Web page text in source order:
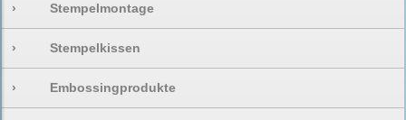
› Stempelmontage
› Stempelkissen
› Embossingprodukte